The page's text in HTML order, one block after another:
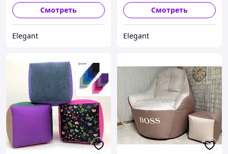
Смотреть
Elegant
Смотреть
Elegant